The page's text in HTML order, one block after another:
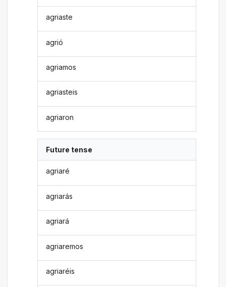
agriaste
agrió
agriamos
agriasteis
agriaron
Future tense
agriaré
agriarás
agriará
agriaremos
agriaréis